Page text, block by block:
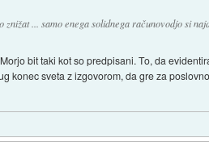
znižat ... samo enega solidnega računovodjo si
bit taki kot so predpisani. To, da
konec sveta z izgovorom, da gre za